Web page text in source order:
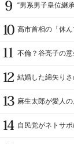
“男系男子皇位継
高市首相の「休
不倫？谷亮子の
結婚した綿矢り
麻生太郎が愛人
自民党がネトサ